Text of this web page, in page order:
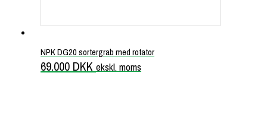
NPK DG20 sortergrab med rotator
69.000 DKK ekskl. moms